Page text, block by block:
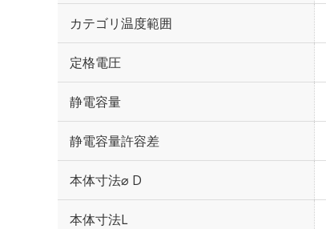
カテゴリ温度範囲
定格電圧
静電容量
静電容量許容差
本体寸法⌀ D
本体寸法L